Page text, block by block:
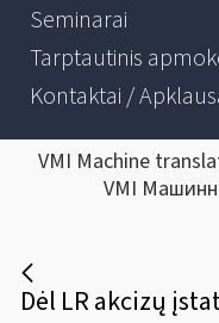
Seminarai
Tarptautinis
Kontaktai /
VMI Machine
VMI